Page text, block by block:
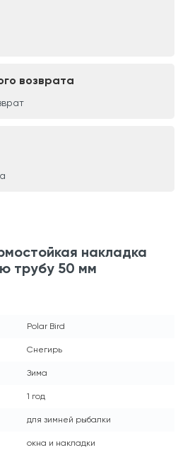
возврата
накладка
трубу 50 мм
Polar Bird
Снегирь
Зима
1 год
для зимней рыбалки
окна и накладки